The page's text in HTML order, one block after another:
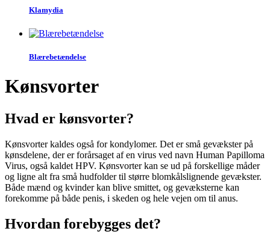
Klamydia
Blære­betændelse
Kønsvorter
Hvad er kønsvorter?
Kønsvorter kaldes også for kondylomer. Det er små gevækster på
kønsdelene, der er forårsaget af en virus ved navn Human Papilloma
Virus, også kaldet HPV. Kønsvorter kan se ud på forskellige måder
og ligne alt fra små hudfolder til større blomkålslignende gevækster.
Både mænd og kvinder kan blive smittet, og gevæksterne kan
forekomme på både penis, i skeden og hele vejen om til anus.
Hvordan forebygges det?